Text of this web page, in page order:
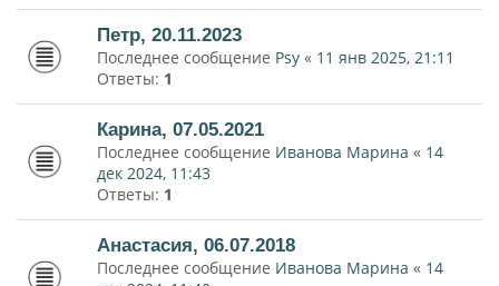
Петр, 20.11.2023
Последнее сообщение Psy « 11 янв 2025, 21:11
Ответы: 1
Карина, 07.05.2021
Последнее сообщение Иванова Марина « 14
дек 2024, 11:43
Ответы: 1
Анастасия, 06.07.2018
Последнее сообщение Иванова Марина « 14